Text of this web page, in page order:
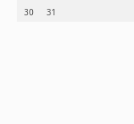
30
31